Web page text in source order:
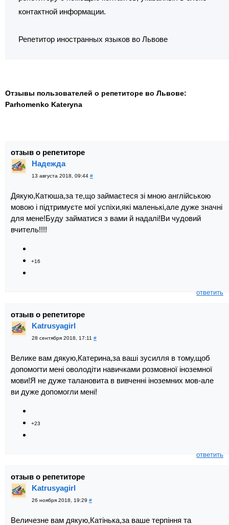
контактной информации.
Репетитор иностранных языков во Львове
Отзывы пользователей о репетиторе во Львове:
Parhomenko Kateryna
отзыв о репетиторе
Надежда
13 августа 2018, 09:44 #
Дякую,Катюша,за те,що займаєтеся зі мною англійською
мовою і підтримуєте мої успіхи,які маленькі,але дуже значні
для мене!Буду займатися з вами й надалі!Ви чудовий
вчитель!!!!
+16
ответить
отзыв о репетиторе
Katrusyagirl
28 сентября 2018, 17:11 #
Велике вам дякую,Катерина,за ваші зусилля в тому,щоб
допомогти мені оволодіти навичками розмовної іноземної
мови!Я не дуже талановита в вивченні іноземних мов-але
ви дуже допомогли мені!
+23
ответить
отзыв о репетиторе
Katrusyagirl
26 ноября 2018, 19:29 #
Величезне вам дякую,Катінька,за ваше терпіння та